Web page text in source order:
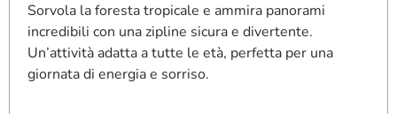
Sorvola la foresta tropicale e ammira panorami
incredibili con una zipline sicura e divertente.
Un’attività adatta a tutte le età, perfetta per una
giornata di energia e sorriso.